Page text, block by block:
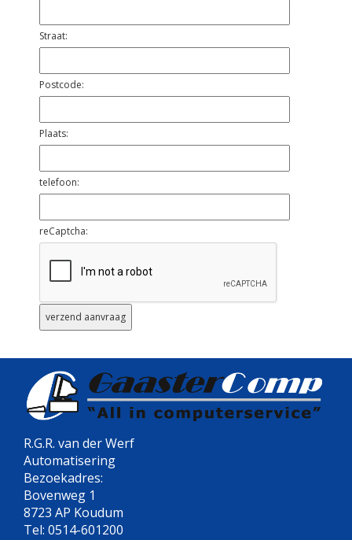
Straat:
Postcode:
Plaats:
telefoon:
reCaptcha:
R.G.R. van der Werf
Automatisering
Bezoekadres:
Bovenweg 1
8723 AP Koudum
Tel: 0514-601200